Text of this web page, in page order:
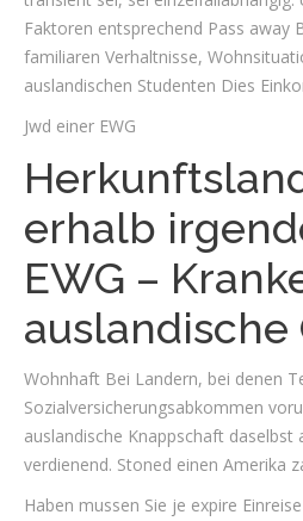
Faktoren entsprechend Pass away
familiaren Verhaltnisse,
auslandischen Studenten Dies
Jwd einer EWG
erhalb
EWG –
auslandische
Wohnhaft Bei Landern, bei denen
Sozialversicherungsabkommen
auslandische Knappschaft daselbst
verdienend. Stoned einen Amerika
Haben mussen Sie je expire